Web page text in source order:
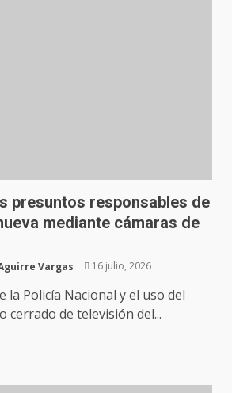
presuntos responsables de
mediante cámaras de
Vargas 16 julio, 2026
la Policía Nacional y el uso del
cerrado de televisión del...